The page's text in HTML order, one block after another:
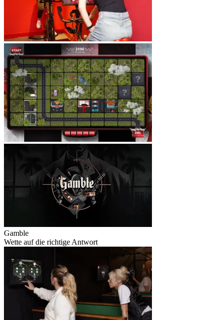
Gamble
Wette auf die richtige Antwort